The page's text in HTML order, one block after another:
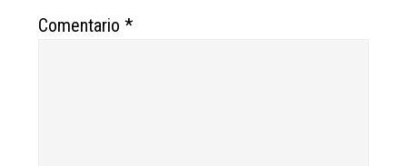
Comentario*